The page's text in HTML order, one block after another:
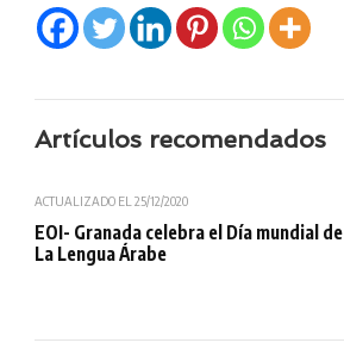
Artículos recomendados
ACTUALIZADO EL 25/12/2020
EOI- Granada celebra el Día mundial de
La Lengua Árabe